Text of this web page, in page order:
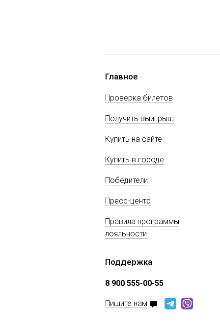
Главное
Проверка билетов
Получить выигрыш
Купить на сайте
Купить в городе
Победители
Пресс-центр
Правила программы
лояльности
Поддержка
8 900 555-00-55
Пишите нам